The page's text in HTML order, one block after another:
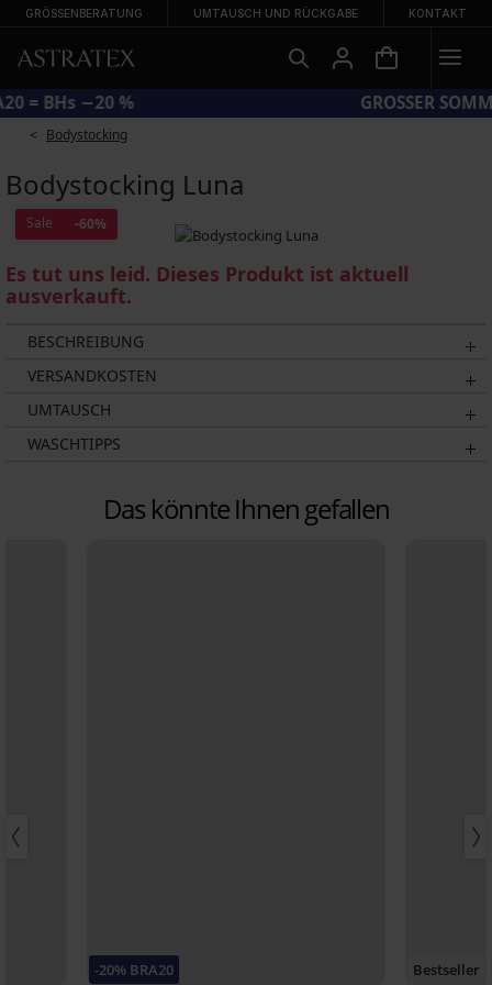
GRÖSSENBERATUNG UMTAUSCH UND RÜCKGABE KONTAKT
CODE BRA20 = BHs −20 %
Bodystocking
Bodystocking Luna
Sale -60%
Es tut uns leid. Dieses Produkt ist aktuell
ausverkauft.
BESCHREIBUNG
VERSANDKOSTEN
UMTAUSCH
WASCHTIPPS
Das könnte Ihnen gefallen
-20% BRA20 Bestseller